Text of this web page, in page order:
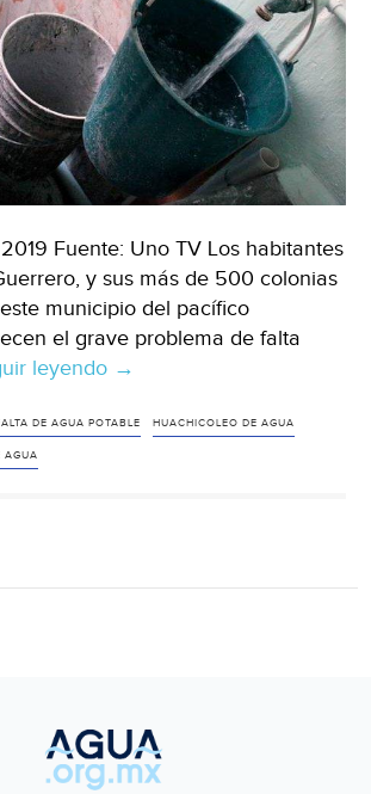
Fuente: Uno TV Los habitantes
y sus más de 500 colonias
municipio del pacífico
el grave problema de falta
leyendo Guerrero:
huachicoleo
→
DE AGUA POTABLE HUACHICOLEO DE AGUA
AGUA